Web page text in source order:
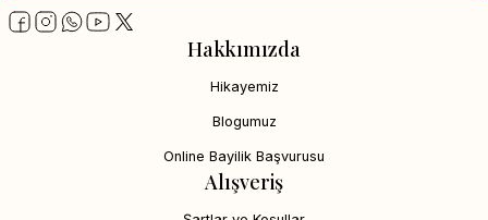
Hakkımızda
Hikayemiz
Blogumuz
Online Bayilik Başvurusu
Alışveriş